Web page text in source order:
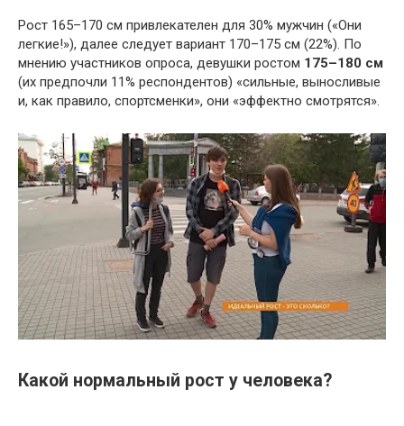
Рост 165–170 см привлекателен для 30% мужчин («Они
легкие!»), далее следует вариант 170–175 см (22%). По
мнению участников опроса, девушки ростом 175–180 см
(их предпочли 11% респондентов) «сильные, выносливые
и, как правило, спортсменки», они «эффектно смотрятся».
Какой нормальный рост у человека?